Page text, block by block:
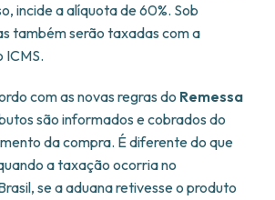
incide a alíquota de 60%. Sob
também serão taxadas com a
ICMS.
com as novas regras do Remessa
são informados e cobrados do
da compra. É diferente do que
a taxação ocorria no
se a aduana retivesse o produto